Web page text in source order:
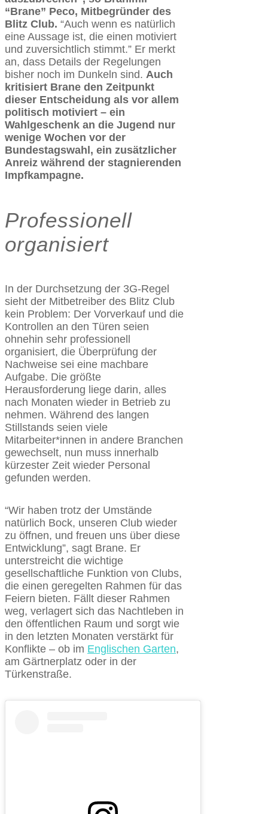
“Brane” Peco, Mitbegründer des
Blitz Club. “Auch wenn es natürlich
eine Aussage ist, die einen motiviert
und zuversichtlich stimmt.” Er merkt
an, dass Details der Regelungen
bisher noch im Dunkeln sind. Auch
kritisiert Brane den Zeitpunkt
dieser Entscheidung als vor allem
politisch motiviert – ein
Wahlgeschenk an die Jugend nur
wenige Wochen vor der
Bundestagswahl, ein zusätzlicher
Anreiz während der stagnierenden
Impfkampagne.
Professionell
organisiert
In der Durchsetzung der 3G-Regel
sieht der Mitbetreiber des Blitz Club
kein Problem: Der Vorverkauf und die
Kontrollen an den Türen seien
ohnehin sehr professionell
organisiert, die Überprüfung der
Nachweise sei eine machbare
Aufgabe. Die größte
Herausforderung liege darin, alles
nach Monaten wieder in Betrieb zu
nehmen. Während des langen
Stillstands seien viele
Mitarbeiter*innen in andere Branchen
gewechselt, nun muss innerhalb
kürzester Zeit wieder Personal
gefunden werden.
“Wir haben trotz der Umstände
natürlich Bock, unseren Club wieder
zu öffnen, und freuen uns über diese
Entwicklung”, sagt Brane. Er
unterstreicht die wichtige
gesellschaftliche Funktion von Clubs,
die einen geregelten Rahmen für das
Feiern bieten. Fällt dieser Rahmen
weg, verlagert sich das Nachtleben in
den öffentlichen Raum und sorgt wie
in den letzten Monaten verstärkt für
Konflikte – ob im Englischen Garten,
am Gärtnerplatz oder in der
Türkenstraße.